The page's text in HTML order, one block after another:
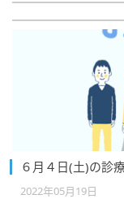
６月４日(土)の診
2022年05月19日